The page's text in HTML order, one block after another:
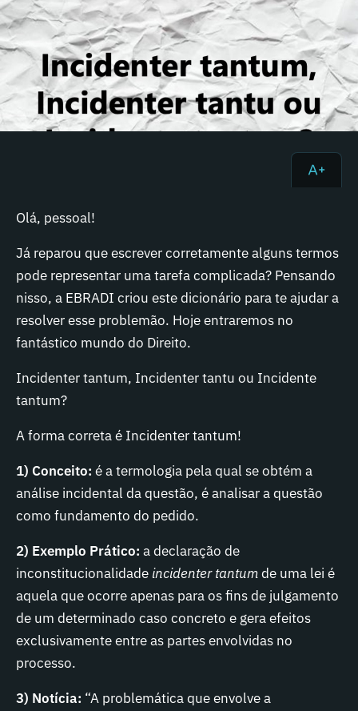
Olá, pessoal!
Já reparou que escrever corretamente alguns termos
pode representar uma tarefa complicada? Pensando
nisso, a EBRADI criou este dicionário para te ajudar a
resolver esse problemão. Hoje entraremos no
fantástico mundo do Direito.
Incidenter tantum, Incidenter tantu ou Incidente
tantum?
A forma correta é Incidenter tantum!
1) Conceito: é a termologia pela qual se obtém a
análise incidental da questão, é analisar a questão
como fundamento do pedido.
2) Exemplo Prático: a declaração de
inconstitucionalidade incidenter tantumde uma lei é
aquela que ocorre apenas para os fins de julgamento
de um determinado caso concreto e gera efeitos
exclusivamente entre as partes envolvidas no
processo.
3) Notícia: “A problemática que envolve a